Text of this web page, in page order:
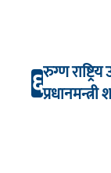
६रुग्ण
प्रधानमन्त्री